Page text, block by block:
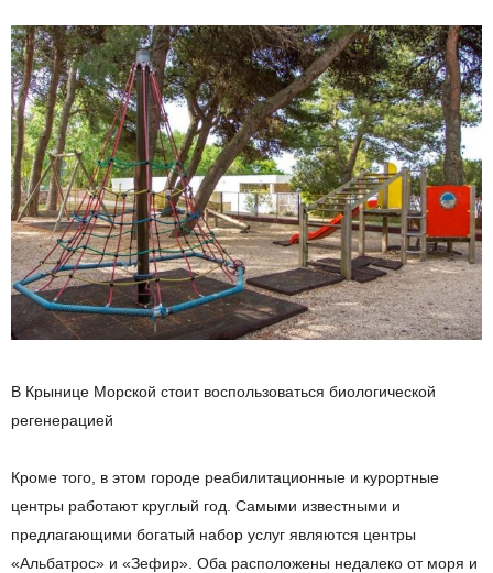
В Крынице Морской стоит воспользоваться биологической
регенерацией
Кроме того, в этом городе реабилитационные и курортные
центры работают круглый год. Самыми известными и
предлагающими богатый набор услуг являются центры
«Альбатрос» и «Зефир». Оба расположены недалеко от моря и